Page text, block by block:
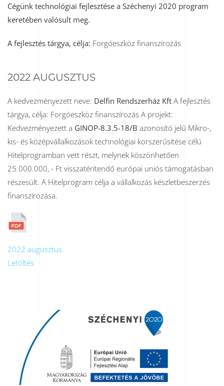
Cégünk technológiai fejlesztése a Széchenyi 2020 program
keretében valósult meg.
A fejlesztés tárgya, célja: Forgóeszköz finanszírozás
2022 AUGUSZTUS
A kedvezményezett neve: Delfin Rendszerház Kft A fejlesztés
tárgya, célja: Forgóeszköz finanszírozás A projekt:
Kedvezményezett a GINOP-8.3.5-18/B azonosító jelű Mikro-,
kis- és középvállalkozások technológiai korszerűsítése célú
Hitelprogramban vett részt, melynek köszönhetően
25.000.000, - Ft visszatérítendő európai uniós támogatásban
részesült. A Hitelprogram célja a vállalkozás készletbeszerzés
finanszírozása.
2022 augusztus
Letöltés